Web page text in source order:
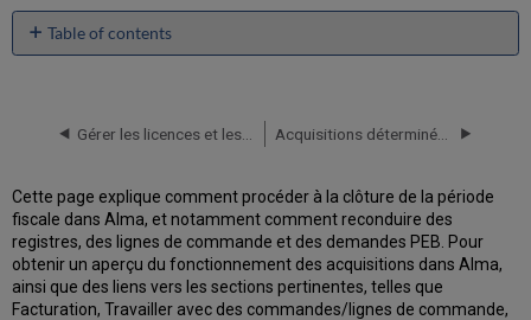
Table of contents
des
commande
Clôturer
les
demandes
PEB
Cette page explique comment procéder à la clôture de la période
fiscale dans Alma, et notamment comment reconduire des
registres, des lignes de commande et des demandes PEB. Pour
obtenir un aperçu du fonctionnement des acquisitions dans Alma,
ainsi que des liens vers les sections pertinentes, telles que
Facturation, Travailler avec des commandes/lignes de commande,